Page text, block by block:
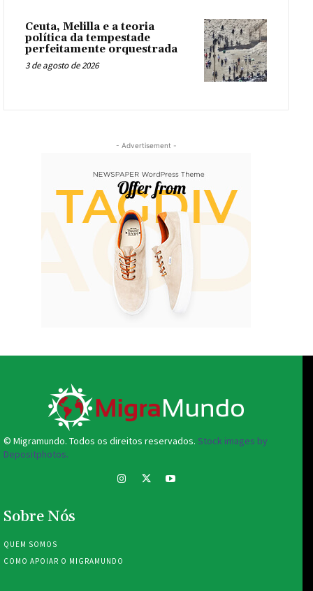
Ceuta, Melilla e a teoria
política da tempestade
perfeitamente orquestrada
3 de agosto de 2026
- Advertisement -
© Migramundo. Todos os direitos reservados. Stock images by
Depositphotos.
Sobre Nós
QUEM SOMOS
COMO APOIAR O MIGRAMUNDO